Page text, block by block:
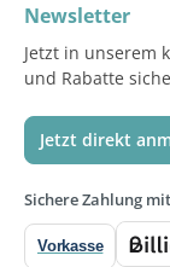
Newsletter
Jetzt in unserem
und Rabatte
Jetzt direkt
Sichere Zahlung
Vorkasse